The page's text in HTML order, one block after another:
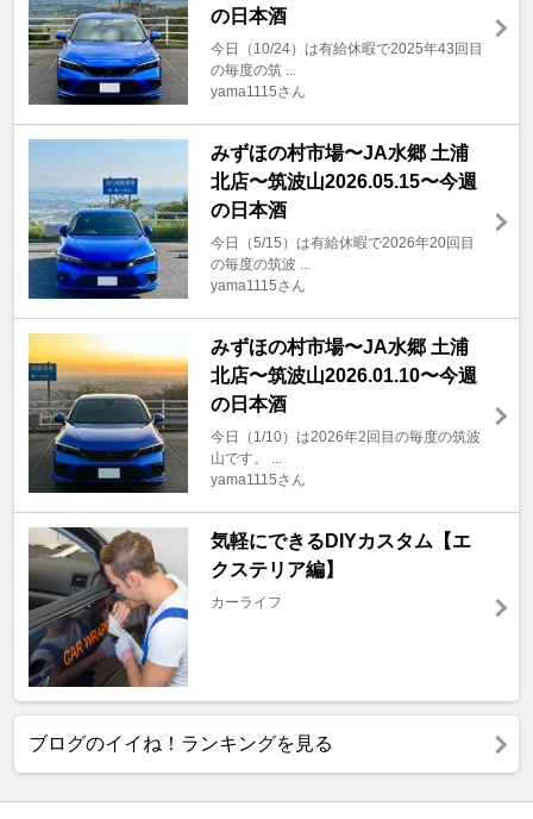
の日本酒
今日（10/24）は有給休暇で2025年43回目
の毎度の筑 ...
yama1115さん
みずほの村市場〜JA水郷 土浦
北店〜筑波山2026.05.15〜今週
の日本酒
今日（5/15）は有給休暇で2026年20回目
の毎度の筑波 ...
yama1115さん
みずほの村市場〜JA水郷 土浦
北店〜筑波山2026.01.10〜今週
の日本酒
今日（1/10）は2026年2回目の毎度の筑波
山です。 ...
yama1115さん
気軽にできるDIYカスタム【エ
クステリア編】
カーライフ
ブログのイイね！ランキングを見る